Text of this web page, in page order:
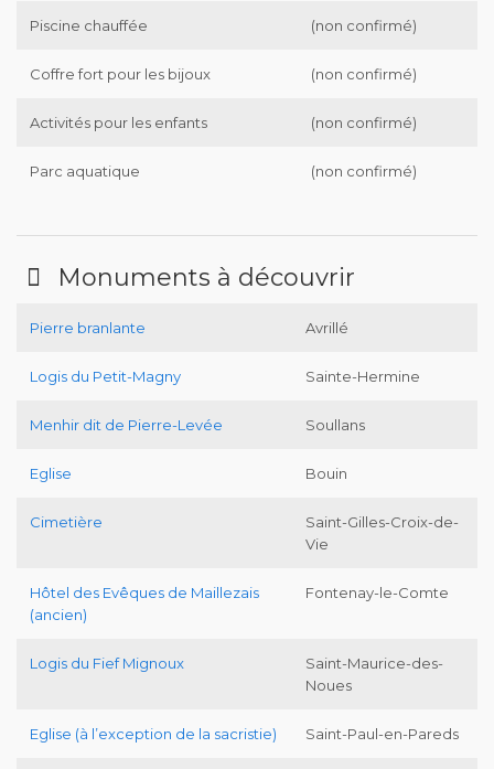
Piscine chauffée (non confirmé)
Coffre fort pour les bijoux (non confirmé)
Activités pour les enfants (non confirmé)
Parc aquatique (non confirmé)
Monuments à découvrir
Pierre branlante Avrillé
Logis du Petit-Magny Sainte-Hermine
Menhir dit de Pierre-Levée Soullans
Eglise Bouin
Cimetière
Saint-Gilles-Croix-de-
Vie
Hôtel des Evêques de Maillezais
(ancien)
Fontenay-le-Comte
Logis du Fief Mignoux
Saint-Maurice-des-
Noues
Eglise (à l’exception de la sacristie) Saint-Paul-en-Pareds